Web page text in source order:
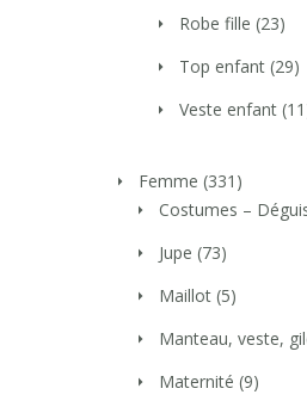
Robe fille (23)
Top enfant (29)
Veste enfant
Femme (331)
Costumes –
Jupe (73)
Maillot (5)
Manteau, veste,
Maternité (9)